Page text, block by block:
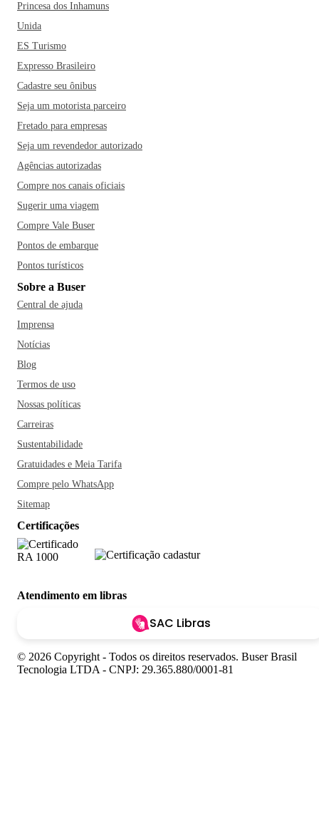
Princesa dos Inhamuns
Unida
ES Turismo
Expresso Brasileiro
Cadastre seu ônibus
Seja um motorista parceiro
Fretado para empresas
Seja um revendedor autorizado
Agências autorizadas
Compre nos canais oficiais
Sugerir uma viagem
Compre Vale Buser
Pontos de embarque
Pontos turísticos
Sobre a Buser
Central de ajuda
Imprensa
Notícias
Blog
Termos de uso
Nossas políticas
Carreiras
Sustentabilidade
Gratuidades e Meia Tarifa
Compre pelo WhatsApp
Sitemap
Certificações
Atendimento em libras
SAC Libras
© 2026 Copyright - Todos os direitos reservados. Buser Brasil
Tecnologia LTDA - CNPJ: 29.365.880/0001-81